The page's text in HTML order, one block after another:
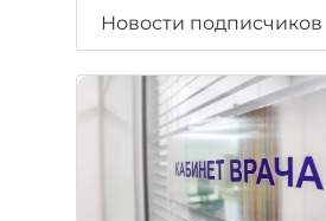
Новости подписчиков